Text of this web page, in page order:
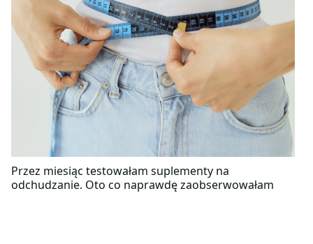
Przez miesiąc testowałam suplementy na
odchudzanie. Oto co naprawdę zaobserwowałam